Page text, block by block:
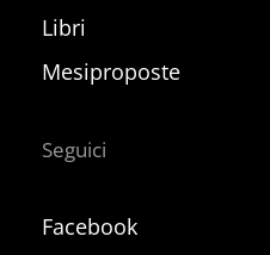
Libri
Mesiproposte
Seguici
Facebook